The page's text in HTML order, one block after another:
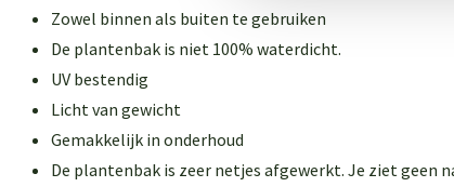
Zowel binnen als buiten te gebruiken
De plantenbak is niet 100% waterdicht.
UV bestendig
Licht van gewicht
Gemakkelijk in onderhoud
De plantenbak is zeer netjes afgewerkt. Je ziet geen